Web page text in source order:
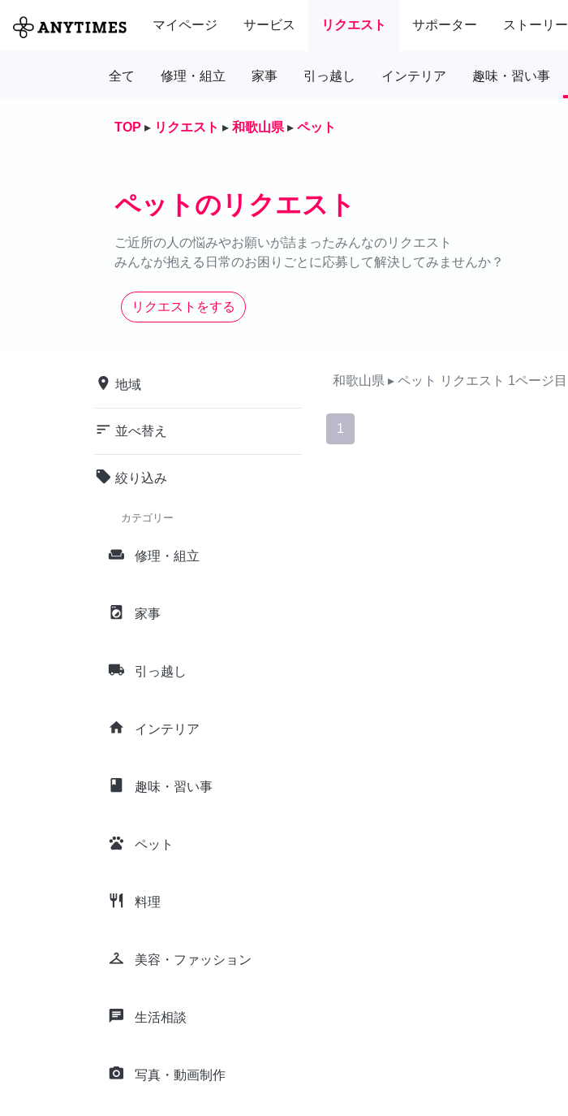
マイページ サービス リクエスト サポーター ストーリー
全て 修理・組立 家事 引っ越し インテリア 趣味・習い事
TOP ▸ リクエスト ▸ 和歌山県 ▸ ペット
ペットのリクエスト
ご近所の人の悩みやお願いが詰まったみんなのリクエスト
みんなが抱える日常のお困りごとに応募して解決してみませんか？
リクエストをする
place 地域
sort 並べ替え
local_offer 絞り込み
カテゴリー
weekend 修理・組立
local_laundry_service 家事
local_shipping 引っ越し
home インテリア
class 趣味・習い事
pets ペット
restaurant 料理
checkroom 美容・ファッション
chat 生活相談
camera_alt 写真・動画制作
和歌山県 ▸ ペット リクエスト 1ページ目
1